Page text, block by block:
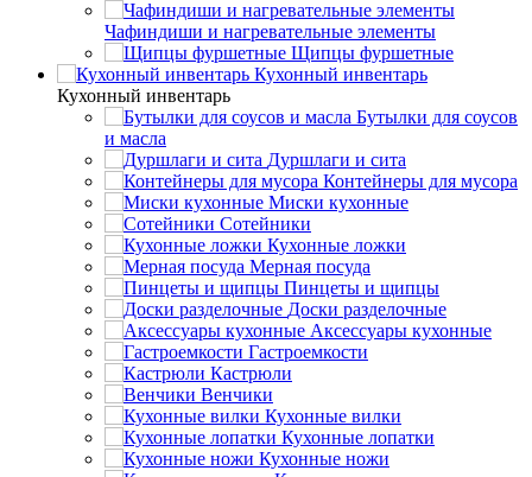
Чафиндиши и нагревательные элементы
Щипцы фуршетные
Кухонный инвентарь
Кухонный инвентарь
Бутылки для соусов
и масла
Дуршлаги и сита
Контейнеры для мусора
Миски кухонные
Сотейники
Кухонные ложки
Мерная посуда
Пинцеты и щипцы
Доски разделочные
Аксессуары кухонные
Гастроемкости
Кастрюли
Венчики
Кухонные вилки
Кухонные лопатки
Кухонные ножи